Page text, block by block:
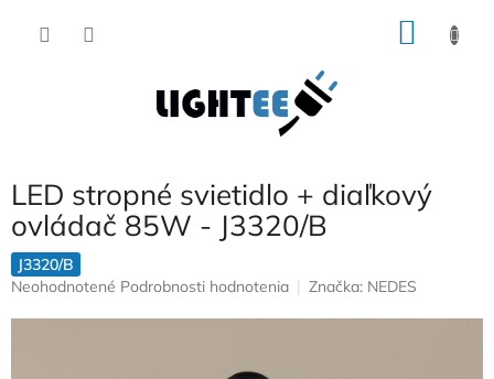
LED stropné svietidlo + diaľkový
ovládač 85W - J3320/B
J3320/B
Priemerné
Neohodnotené Podrobnosti hodnotenia Značka: NEDES